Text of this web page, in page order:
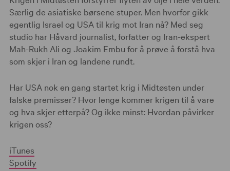
Særlig de asiatiske børsene stuper. Men hvorfor gikk
egentlig Israel og USA til krig mot Iran nå? Med seg
studio har Håvard journalist, forfatter og Iran-ekspert
Mah-Rukh Ali og Joakim Embu for å prøve å forstå hva
som skjer i Iran og landene rundt.
Har USA nok en gang startet krig i Midtøsten under
falske premisser? Hvor lenge kommer krigen til å vare
og hva skjer etterpå? Og ikke minst: Hvordan påvirker
krigen oss?
iTunes
Spotify